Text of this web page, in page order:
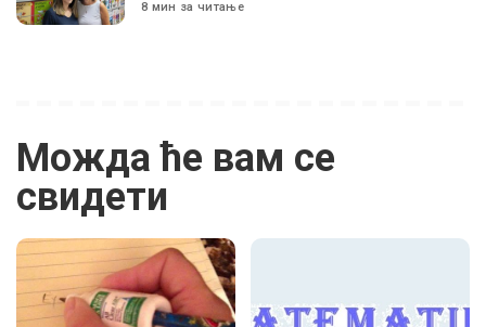
8 мин за читање
Можда ће вам се
свидети